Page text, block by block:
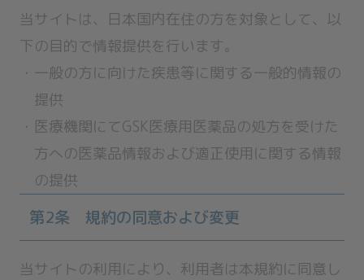
当サイトは、日本国内在住の方を対象として、以
下の目的で情報提供を行います。
一般の方に向けた疾患等に関する一般的情報の
提供
医療機関にてGSK医療用医薬品の処方を受けた
方への医薬品情報および適正使用に関する情報
の提供
第2条 規約の同意および変更
当サイトの利用により、利用者は本規約に同意し